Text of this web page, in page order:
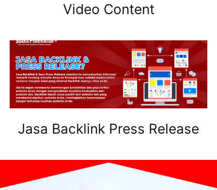
Video Content
Jasa Backlink Press Release